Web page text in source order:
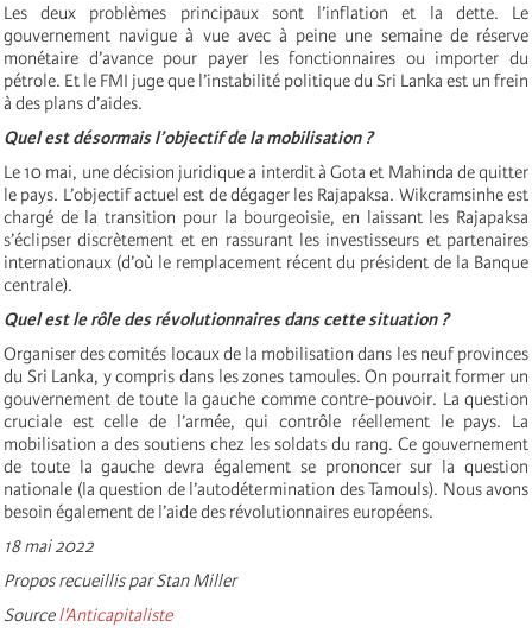
Les deux problèmes principaux sont l’inflation et la dette. Le
gouvernement navigue à vue avec à peine une semaine de réserve
monétaire d’avance pour payer les fonctionnaires ou importer du
pétrole. Et le FMI juge que l’instabilité politique du Sri Lanka est un frein
à des plans d’aides.
Quel est désormais l’objectif de la mobilisation ?
Le 10 mai, une décision juridique a interdit à Gota et Mahinda de quitter
le pays. L’objectif actuel est de dégager les Rajapaksa. Wikcramsinhe est
chargé de la transition pour la bourgeoisie, en laissant les Rajapaksa
s’éclipser discrètement et en rassurant les investisseurs et partenaires
internationaux (d’où le remplacement récent du président de la Banque
centrale).
Quel est le rôle des révolutionnaires dans cette situation ?
Organiser des comités locaux de la mobilisation dans les neuf provinces
du Sri Lanka, y compris dans les zones tamoules. On pourrait former un
gouvernement de toute la gauche comme contre-pouvoir. La question
cruciale est celle de l’armée, qui contrôle réellement le pays. La
mobilisation a des soutiens chez les soldats du rang. Ce gouvernement
de toute la gauche devra également se prononcer sur la question
nationale (la question de l’autodétermination des Tamouls). Nous avons
besoin également de l’aide des révolutionnaires européens.
18 mai 2022
Propos recueillis par Stan Miller
Sourcel'Anticapitaliste